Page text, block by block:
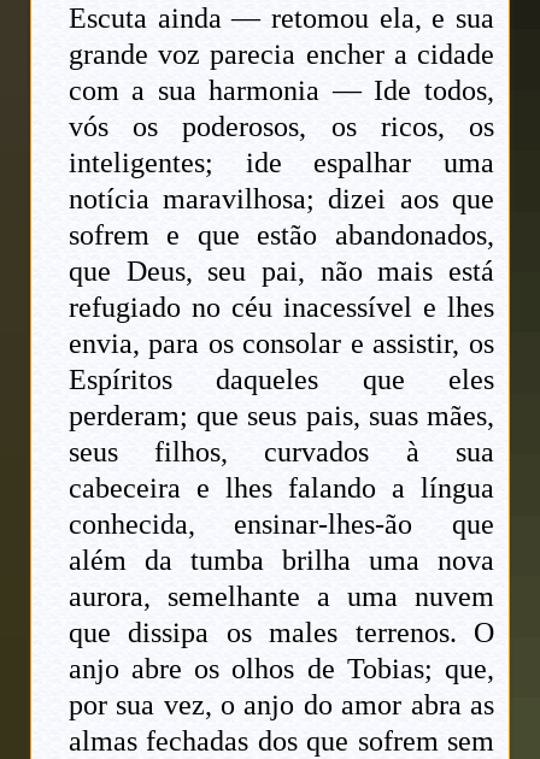
Escuta ainda — retomou ela, e sua
grande voz parecia encher a cidade
com a sua harmonia — Ide todos,
vós os poderosos, os ricos, os
inteligentes; ide espalhar uma
notícia maravilhosa; dizei aos que
sofrem e que estão abandonados,
que Deus, seu pai, não mais está
refugiado no céu inacessível e lhes
envia, para os consolar e assistir, os
Espíritos daqueles que eles
perderam; que seus pais, suas mães,
seus filhos, curvados à sua
cabeceira e lhes falando a língua
conhecida, ensinar-lhes-ão que
além da tumba brilha uma nova
aurora, semelhante a uma nuvem
que dissipa os males terrenos. O
anjo abre os olhos de Tobias; que,
por sua vez, o anjo do amor abra as
almas fechadas dos que sofrem sem